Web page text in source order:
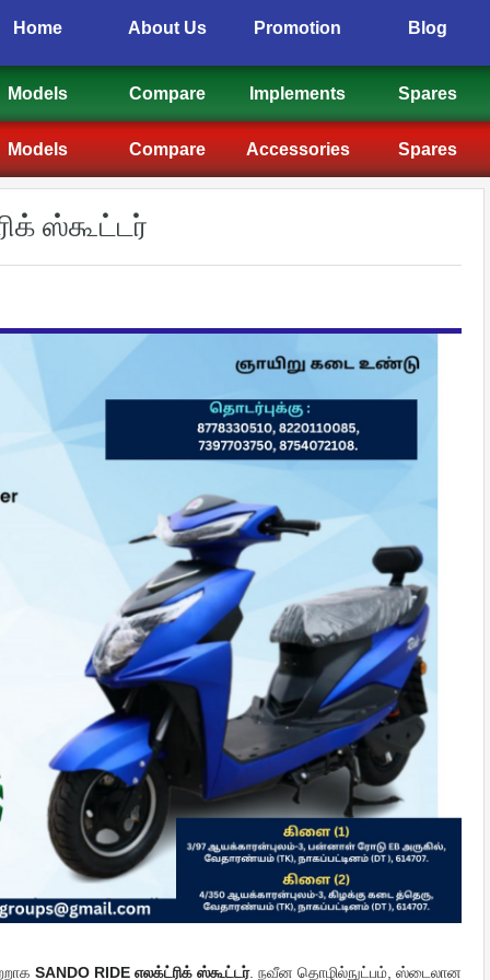
Home About Us Promotion Blog
Models Compare Implements Spares
Models Compare Accessories Spares
ஸ்கூட்டர்
SANDO RIDE எலக்ட்ரிக் ஸ்கூட்டர். நவீன தொழில்நுட்பம், ஸ்டைலான